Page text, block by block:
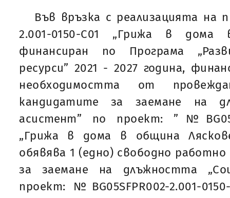
Във връзка с реализацията на
2.001-0150-С01 „Грижа в дома
финансиран по Програма
ресурси” 2021 - 2027 година,
необходимостта от
кандидатите за заемане на
асистент” по проект:
„Грижа в дома в община
обявява 1 (едно) свободно
за заемане на длъжността
проект: №BG05SFPR002-2.001-